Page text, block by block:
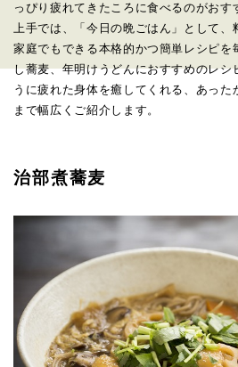
っぴり疲れてきたころに食べるのがお
上手では、「今日の晩ごはん」として、
家庭でもできる本格的かつ簡単レシピを
し蕎麦、年明けうどんにおすすめのレシ
うに疲れた身体を癒してくれる、あっ
まで幅広くご紹介します。
治部煮蕎麦